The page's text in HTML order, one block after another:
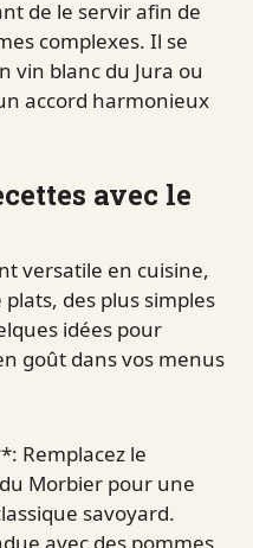
de le servir afin de
complexes. Il se
vin blanc du Jura ou
accord harmonieux
avec le
versatile en cuisine,
des plus simples
idées pour
goût dans vos menus
Remplacez le
Morbier pour une
savoyard.